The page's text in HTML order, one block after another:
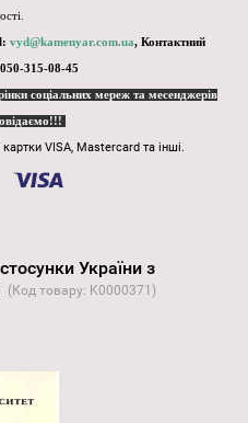
vyd@kamenyar.com.ua, Контактний
315-08-45
соціальних мереж та месенджерів
VISA, Mastercard та інші.
України з
(Код товару: K0000371 )